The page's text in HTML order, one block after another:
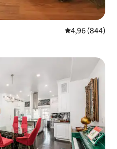
Note
4,96 (844)